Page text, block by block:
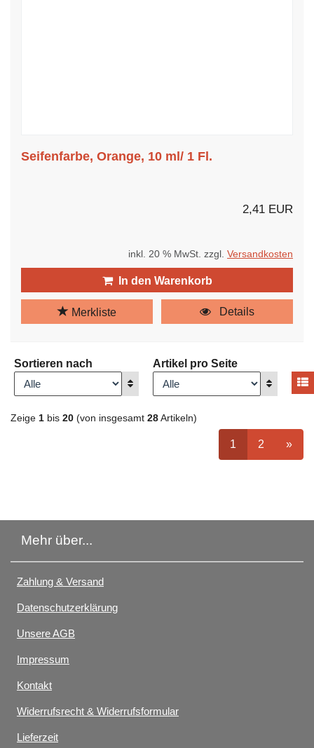
Seifenfarbe, Orange, 10 ml/ 1 Fl.
2,41 EUR
inkl. 20 % MwSt. zzgl. Versandkosten
In den Warenkorb
Merkliste Details
Sortieren nach
Anzeigen
Artikel pro Seite
Anzeigen
Zeige 1 bis 20 (von insgesamt 28 Artikeln)
ausgewählt
1 Seite
2 »
Mehr über...
Zahlung & Versand
Datenschutzerklärung
Unsere AGB
Impressum
Kontakt
Widerrufsrecht & Widerrufsformular
Lieferzeit